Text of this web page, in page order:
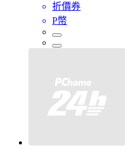
折價券
P幣